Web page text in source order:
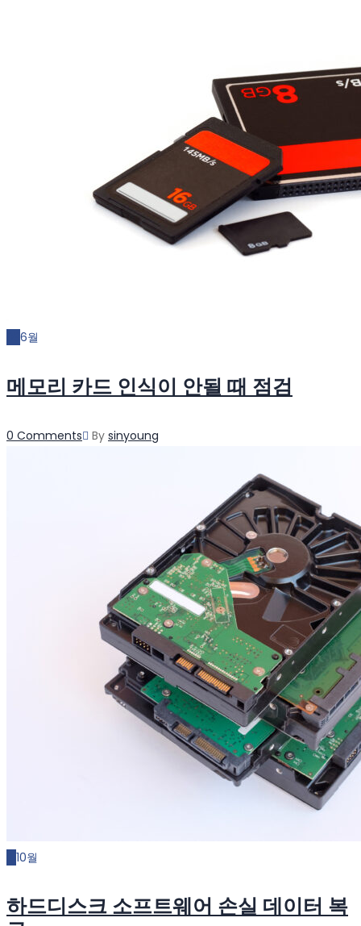
6월
메모리 카드 인식이 안될 때 점검
0 Comments By Author
sinyoung
10월
하드디스크 소프트웨어 손실 데이터 복